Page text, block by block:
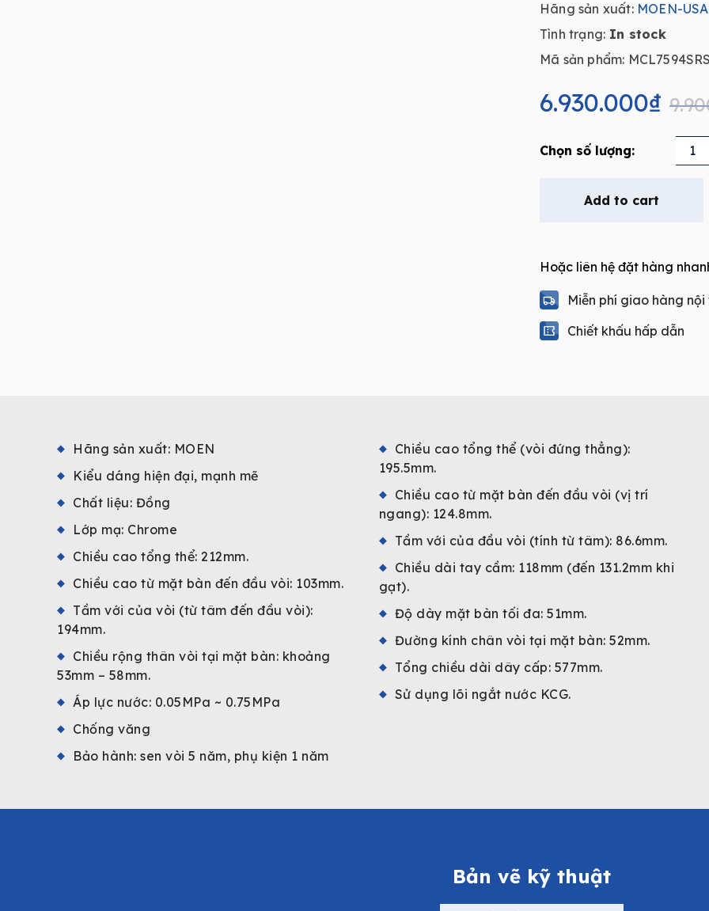
Hãng sản xuất:MOEN-USA
Tình trạng: In stock
Mã sản phẩm:
price
was:
9.900.000₫.
6.930.000₫
price
is:
6.930.000₫.
lavabo
lạnh
quantity
Add to cart
Hoặc liên hệ đặt hàng
Miễn phí giao hàng nội
Chiết khấu hấp dẫn
Hãng sản xuất: MOEN
Kiểu dáng hiện đại, mạnh mẽ
Chất liệu: Đồng
Lớp mạ: Chrome
Chiều cao tổng thể: 212mm.
Chiều cao từ mặt bàn đến đầu vòi: 103mm.
Tầm với của vòi (từ tâm đến đầu vòi):
194mm.
Chiều rộng thân vòi tại mặt bàn: khoảng
53mm – 58mm.
Áp lực nước: 0.05MPa ~ 0.75MPa
Chống văng
Bảo hành: sen vòi 5 năm, phụ kiện 1 năm
Chiều cao tổng thể (vòi đứng thẳng):
195.5mm.
Chiều cao từ mặt bàn đến đầu vòi (vị trí
ngang): 124.8mm.
Tầm với của đầu vòi (tính từ tâm): 86.6mm.
Chiều dài tay cầm: 118mm (đến 131.2mm khi
gạt).
Độ dày mặt bàn tối đa: 51mm.
Đường kính chân vòi tại mặt bàn: 52mm.
Tổng chiều dài dây cấp: 577mm.
Sử dụng lõi ngắt nước KCG.
Bản vẽ kỹ thuật